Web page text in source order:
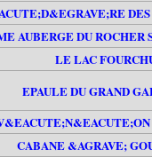
AUBERGE DU ROCHER
LE LAC
EPAULE DU GRAND
CABANE &AGRAVE;